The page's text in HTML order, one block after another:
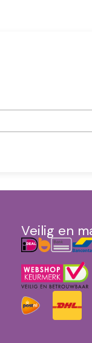
Veilig en